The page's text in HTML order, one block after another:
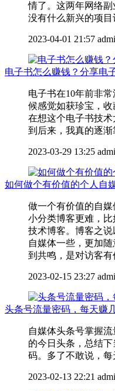
情了。这两年网络
没有什么新兴的项目
2023-04-01 21:57
电子书怎么赚钱？分享电
电子书在10年前非
候感觉如获珍宝，
在想这个电子书技术
到后来，我真的逐渐
2023-03-29 13:25
如何做个有价值的个人自
做一个有价值的自
小分类博客更难，比
技术博客。博客之
自媒体一些，更加
到共鸣，是对访客有
2023-02-15 23:27
头条号流量密码，每天赚
自媒体头条号掌握
的今日头条，总结
码。多了不敢说，每
2023-02-13 22:21